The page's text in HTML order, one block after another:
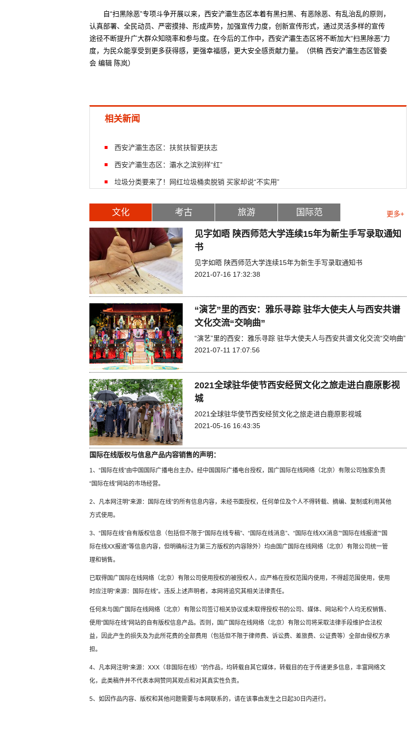
自“扫黑除恶”专项斗争开展以来，西安浐灞生态区本着有黑扫黑、有恶除恶、有乱治乱的原则，
认真部署、全民动员、严密摸排、形成声势，加强宣传力度，创新宣传形式，通过灵活多样的宣传
途径不断提升广大群众知晓率和参与度。在今后的工作中，西安浐灞生态区将不断加大“扫黑除恶”力
度，为民众能享受到更多获得感，更强幸福感，更大安全感贡献力量。（供稿 西安浐灞生态区管委
会 编辑 陈岚）
相关新闻
西安浐灞生态区：扶贫扶智更扶志
西安浐灞生态区：灞水之滨别样“红”
垃圾分类要来了！网红垃圾桶卖脱销 买家却说“不实用”
文化 更多+
考古 旅游 国际范
见字如晤 陕西师范大学连续15年为新生手写录取通知
书
见字如晤 陕西师范大学连续15年为新生手写录取通知书
2021-07-16 17:32:38
“演艺”里的西安：雅乐寻踪 驻华大使夫人与西安共谱
文化交流“交响曲”
“演艺”里的西安：雅乐寻踪 驻华大使夫人与西安共谱文化交流“交响曲”
2021-07-11 17:07:56
2021全球驻华使节西安经贸文化之旅走进白鹿原影视
城
2021全球驻华使节西安经贸文化之旅走进白鹿原影视城
2021-05-16 16:43:35
国际在线版权与信息产品内容销售的声明：
1、“国际在线”由中国国际广播电台主办。经中国国际广播电台授权，国广国际在线网络（北京）有限公司独家负责
“国际在线”网站的市场经营。
2、凡本网注明“来源：国际在线”的所有信息内容，未经书面授权，任何单位及个人不得转载、摘编、复制或利用其他
方式使用。
3、“国际在线”自有版权信息（包括但不限于“国际在线专稿”、“国际在线消息”、“国际在线XX消息”“国际在线报道”“国
际在线XX报道”等信息内容，但明确标注为第三方版权的内容除外）均由国广国际在线网络（北京）有限公司统一管
理和销售。
已取得国广国际在线网络（北京）有限公司使用授权的被授权人，应严格在授权范围内使用，不得超范围使用，使用
时应注明“来源：国际在线”。违反上述声明者，本网将追究其相关法律责任。
任何未与国广国际在线网络（北京）有限公司签订相关协议或未取得授权书的公司、媒体、网站和个人均无权销售、
使用“国际在线”网站的自有版权信息产品。否则，国广国际在线网络（北京）有限公司将采取法律手段维护合法权
益，因此产生的损失及为此所花费的全部费用（包括但不限于律师费、诉讼费、差旅费、公证费等）全部由侵权方承
担。
4、凡本网注明“来源：XXX（非国际在线）”的作品，均转载自其它媒体，转载目的在于传递更多信息，丰富网络文
化，此类稿件并不代表本网赞同其观点和对其真实性负责。
5、如因作品内容、版权和其他问题需要与本网联系的，请在该事由发生之日起30日内进行。